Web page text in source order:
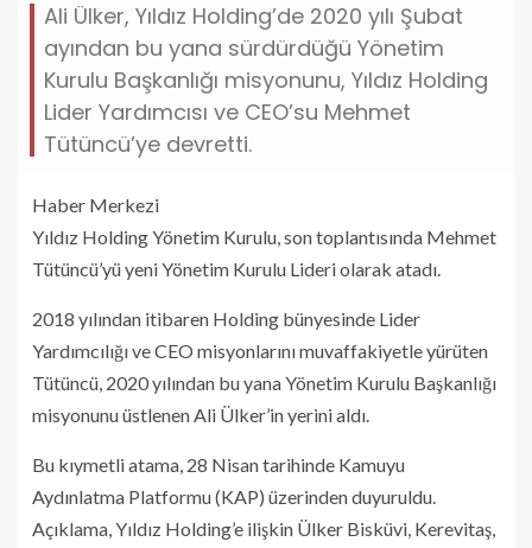
Ali Ülker, Yıldız Holding’de 2020 yılı Şubat
ayından bu yana sürdürdüğü Yönetim
Kurulu Başkanlığı misyonunu, Yıldız Holding
Lider Yardımcısı ve CEO’su Mehmet
Tütüncü’ye devretti.
Haber Merkezi
Yıldız Holding Yönetim Kurulu, son toplantısında Mehmet
Tütüncü’yü yeni Yönetim Kurulu Lideri olarak atadı.
2018 yılından itibaren Holding bünyesinde Lider
Yardımcılığı ve CEO misyonlarını muvaffakiyetle yürüten
Tütüncü, 2020 yılından bu yana Yönetim Kurulu Başkanlığı
misyonunu üstlenen Ali Ülker’in yerini aldı.
Bu kıymetli atama, 28 Nisan tarihinde Kamuyu
Aydınlatma Platformu (KAP) üzerinden duyuruldu.
Açıklama, Yıldız Holding’e ilişkin Ülker Bisküvi, Kerevitaş,